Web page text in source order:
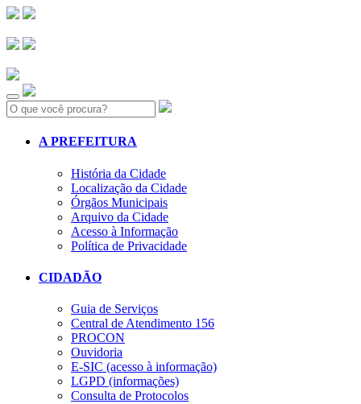
Search:
A PREFEITURA
História da Cidade
Localização da Cidade
Órgãos Municipais
Arquivo da Cidade
Acesso à Informação
Política de Privacidade
CIDADÃO
Guia de Serviços
Central de Atendimento 156
PROCON
Ouvidoria
E-SIC (acesso à informação)
LGPD (informações)
Consulta de Protocolos